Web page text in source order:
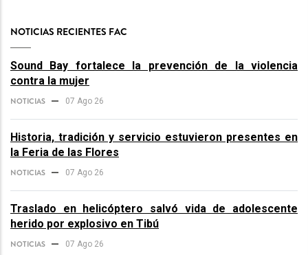
NOTICIAS RECIENTES FAC
Sound Bay fortalece la prevención de la violencia
contra la mujer
NOTICIAS 07 Ago 26
Historia, tradición y servicio estuvieron presentes en
la Feria de las Flores
NOTICIAS 07 Ago 26
Traslado en helicóptero salvó vida de adolescente
herido por explosivo en Tibú
NOTICIAS 07 Ago 26